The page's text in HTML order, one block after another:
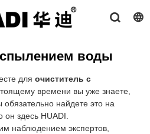
воды
для очиститель с
времени вы уже знаете,
найдете это на
он здесь HUADI.
наблюдением экспертов,